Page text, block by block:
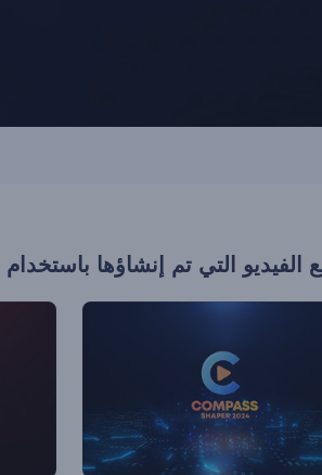
الفيديو التي تم إنشاؤها باستخدام